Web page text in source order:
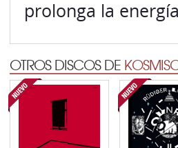
prolonga la
OTROS DISCOS DE